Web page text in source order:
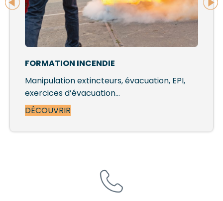
FORMATION INCENDIE
Manipulation extincteurs, évacuation, EPI,
exercices d’évacuation…
DÉCOUVRIR